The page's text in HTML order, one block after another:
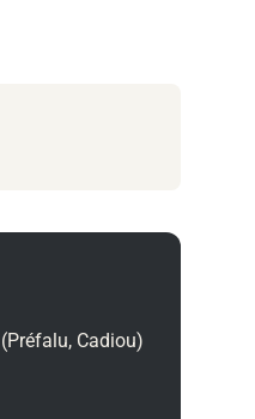
(Préfalu, Cadiou)